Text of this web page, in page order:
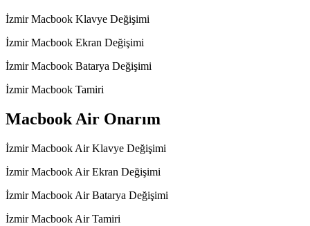
İzmir Macbook Klavye Değişimi
İzmir Macbook Ekran Değişimi
İzmir Macbook Batarya Değişimi
İzmir Macbook Tamiri
Macbook Air Onarım
İzmir Macbook Air Klavye Değişimi
İzmir Macbook Air Ekran Değişimi
İzmir Macbook Air Batarya Değişimi
İzmir Macbook Air Tamiri